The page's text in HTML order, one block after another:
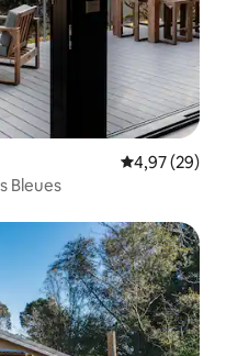
Évaluation
4,97 (29)
Bleues
appréciés